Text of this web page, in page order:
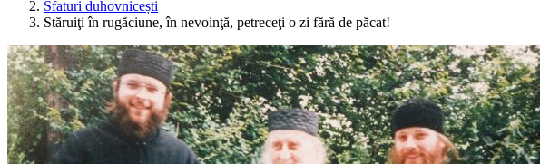
Sfaturi duhovnicești
Stăruiţi în rugăciune, în nevoinţă, petreceţi o zi fără de păcat!